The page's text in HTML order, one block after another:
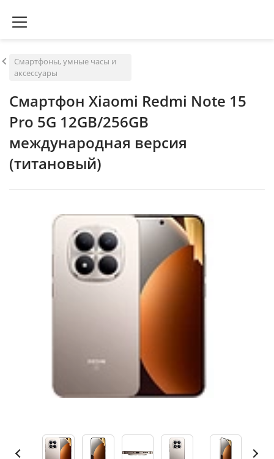
Смартфоны, умные часы и
аксессуары
Смартфон Xiaomi Redmi Note 15
Pro 5G 12GB/256GB
международная версия
(титановый)